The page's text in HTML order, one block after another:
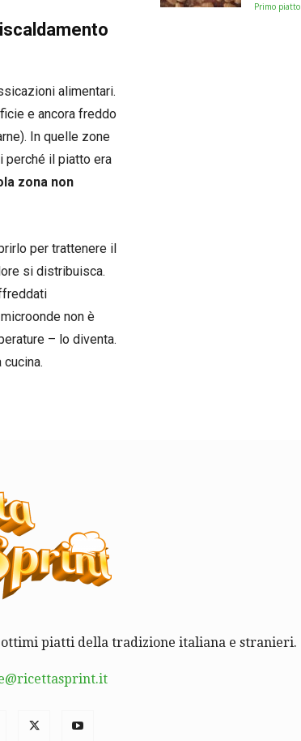
alimentari.
e ancora freddo
In quelle zone
perché il piatto era
zona non
per trattenere il
si distribuisca.
non è
– lo diventa.
Primo piatto
piatti della tradizione italiana e stranieri.